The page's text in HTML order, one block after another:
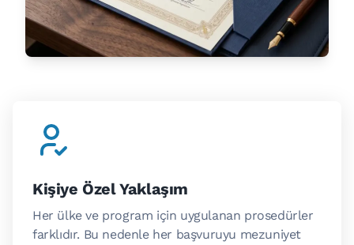
Kişiye Özel Yaklaşım
Her ülke ve program için uygulanan prosedürler
farklıdır. Bu nedenle her başvuruyu mezuniyet